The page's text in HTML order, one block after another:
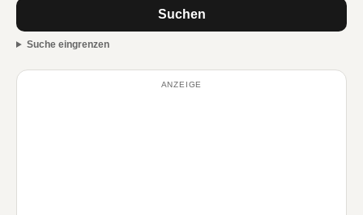
Suchen
Suche eingrenzen
ANZEIGE